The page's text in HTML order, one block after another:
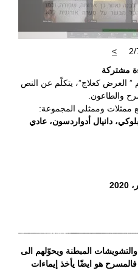
2/
>
مشتركة
العرض كعلاج”، يتكلّم عن النص
والطاعون.
وممثلي المجموعة:
دانيال أدواردسون، عادي
2020
المبطنة ويحوّلهم الى
هو ايضّا يأخذ إيماءات